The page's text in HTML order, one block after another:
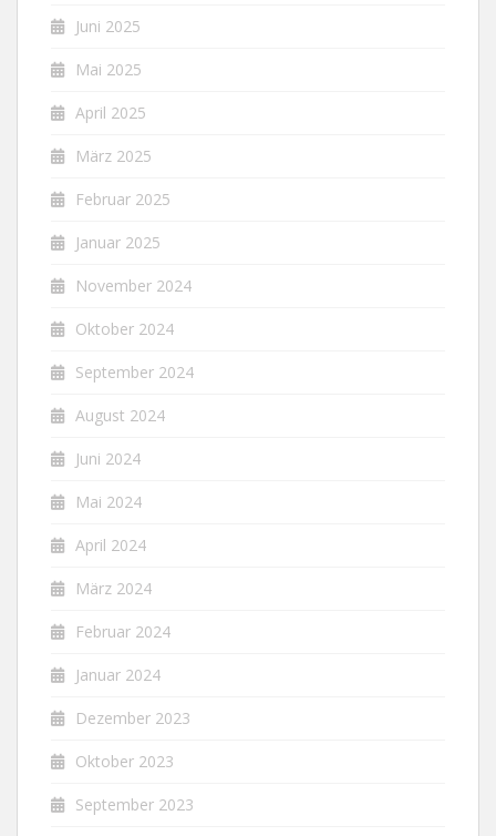
Juni 2025
Mai 2025
April 2025
März 2025
Februar 2025
Januar 2025
November 2024
Oktober 2024
September 2024
August 2024
Juni 2024
Mai 2024
April 2024
März 2024
Februar 2024
Januar 2024
Dezember 2023
Oktober 2023
September 2023